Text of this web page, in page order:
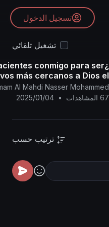
تسجيل الدخول
تشغيل تلقائي
conmigo para ser
más cercanos a Dios el
Declaración del
Imam Mahdi sobre el indult
Al Mahdi Nasser Mohammed
67 المشاهدات
•
2025/01/04
ترتيب حسب